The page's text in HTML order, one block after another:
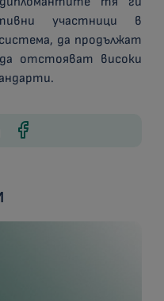
участници в
да продължат
отстояват високи